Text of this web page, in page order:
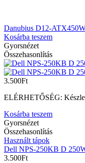
Danubius D12-
Kosárba teszem
Gyorsnézet
Összehasonlítás
3.500Ft
ELÉRHETŐSÉG:
Kosárba teszem
Gyorsnézet
Összehasonlítás
Használt tápok
Dell NPS-250KB D
3.500Ft